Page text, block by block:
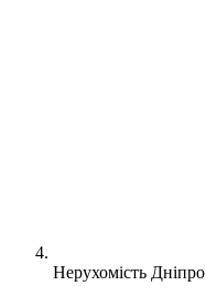
Нерухомість Дніпро